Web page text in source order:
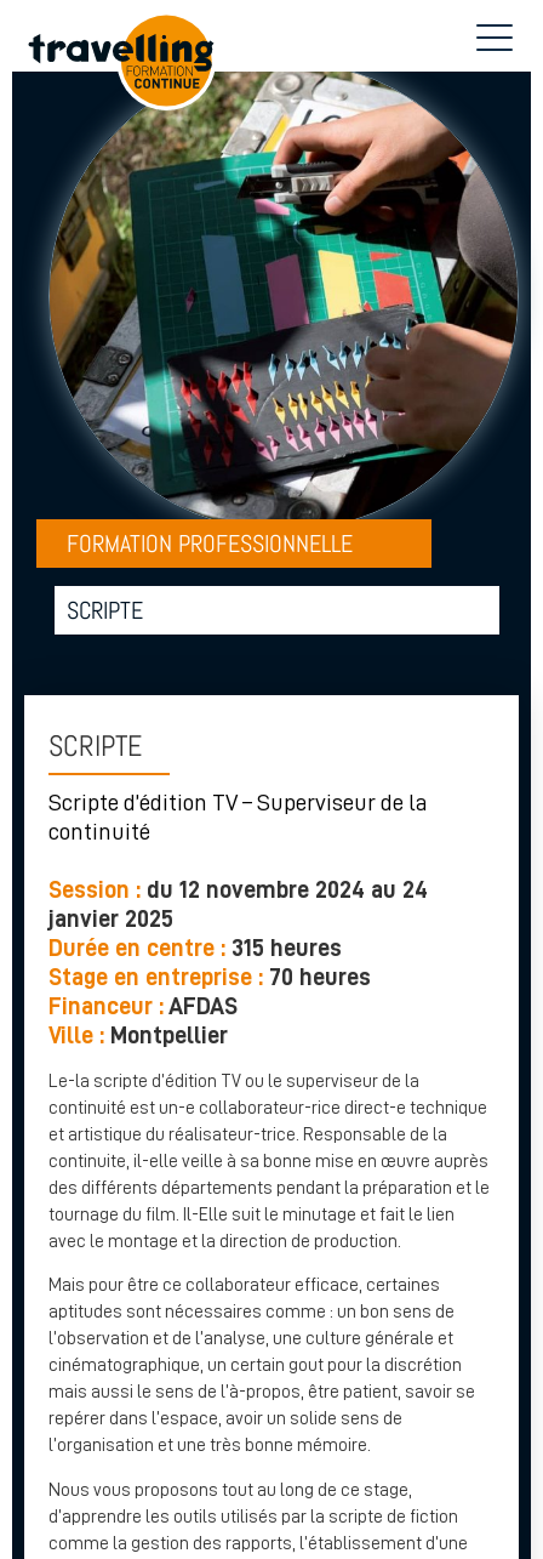
FORMATION PROFESSIONNELLE
SCRIPTE
SCRIPTE
Scripte d’édition TV – Superviseur de la
continuité
Session : du 12 novembre 2024 au 24
janvier 2025
Durée en centre : 315 heures
Stage en entreprise : 70 heures
Financeur : AFDAS
Ville : Montpellier
Le-la scripte d’édition TV ou le superviseur de la
continuité est un-e collaborateur-rice direct-e technique
et artistique du réalisateur-trice. Responsable de la
continuite, il-elle veille à sa bonne mise en œuvre auprès
des différents départements pendant la préparation et le
tournage du film. Il-Elle suit le minutage et fait le lien
avec le montage et la direction de production.
Mais pour être ce collaborateur efficace, certaines
aptitudes sont nécessaires comme : un bon sens de
l’observation et de l’analyse, une culture générale et
cinématographique, un certain gout pour la discrétion
mais aussi le sens de l’à-propos, être patient, savoir se
repérer dans l’espace, avoir un solide sens de
l’organisation et une très bonne mémoire.
Nous vous proposons tout au long de ce stage,
d’apprendre les outils utilisés par la scripte de fiction
comme la gestion des rapports, l’établissement d’une